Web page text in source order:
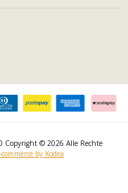
Copyright © 2026 Alle Rechte
commerce by Kodea